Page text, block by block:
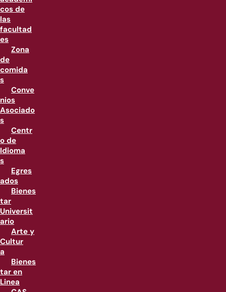
cos de
las
facultad
es
Zona
de
comida
s
Conve
nios
Asociado
s
Centr
o de
Idioma
s
Egres
ados
Bienes
tar
Universit
ario
Arte y
Cultur
a
Bienes
tar en
Linea